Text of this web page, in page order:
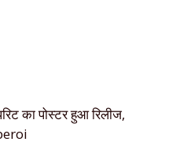
का पोस्टर हुआ रिलीज,